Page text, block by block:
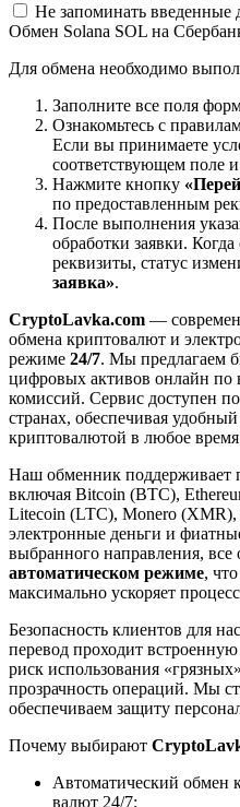
Не запоминать введенные
Обмен Solana SOL на
Для обмена необходимо
Заполните все поля
Ознакомьтесь с
Если вы принимаете
соответствующем поле
Нажмите кнопку
по предоставленным
После выполнения
обработки заявки.
реквизиты, статус
заявка».
CryptoLavka.com —
обмена криптовалют и
режиме 24/7. Мы предлагаем
цифровых активов онлайн
комиссий. Сервис доступен
странах, обеспечивая
криптовалютой в любое время
Наш обменник поддерживает
включая Bitcoin (BTC),
Litecoin (LTC), Monero (XMR),
электронные деньги и
выбранного направления, все
автоматическом режиме,
максимально ускоряет
Безопасность клиентов для
перевод проходит встроенную
риск использования
прозрачность операций. Мы
обеспечиваем защиту
Почему выбирают
Автоматический обмен
валют 24/7;